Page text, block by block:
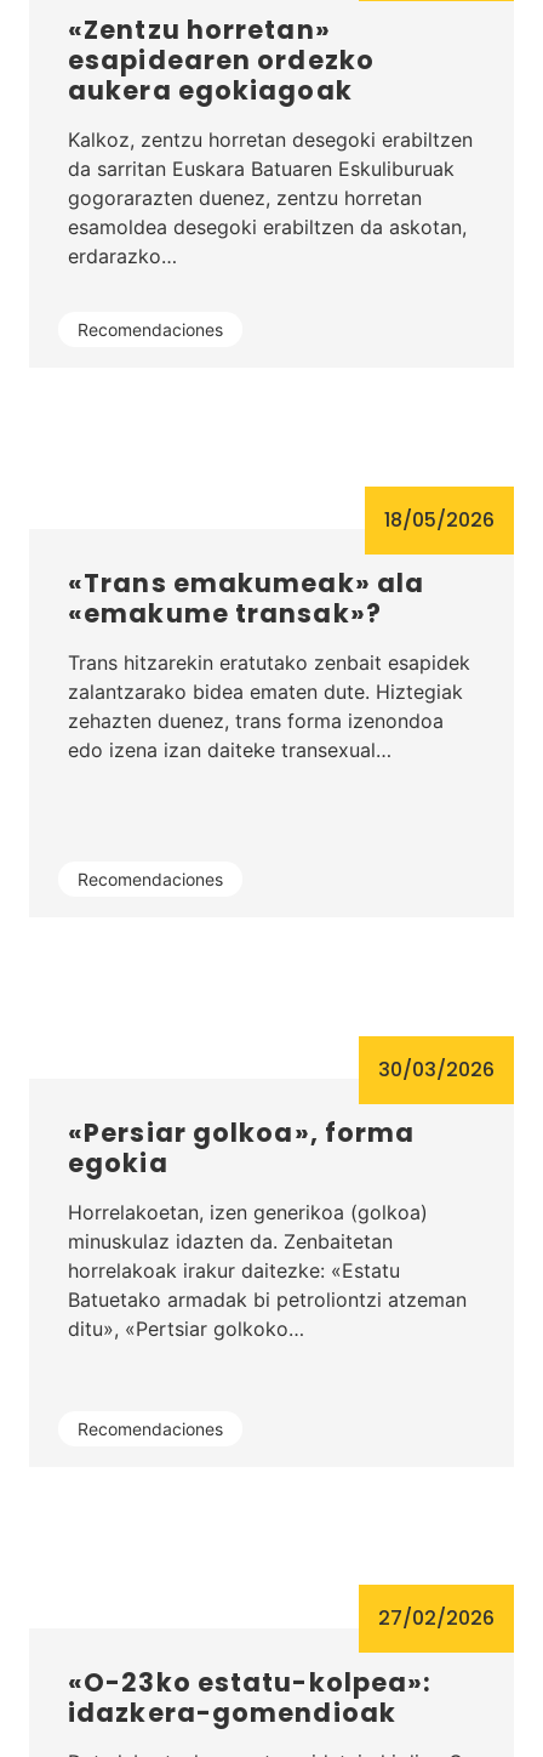
Recomendaciones
«Zentzu horretan»
esapidearen ordezko
aukera egokiagoak
Kalkoz, zentzu horretan desegoki erabiltzen
da sarritan Euskara Batuaren Eskuliburuak
gogorarazten duenez, zentzu horretan
esamoldea desegoki erabiltzen da askotan,
erdarazko…
Recomendaciones
18/05/2026
«Trans emakumeak» ala
«emakume transak»?
Trans hitzarekin eratutako zenbait esapidek
zalantzarako bidea ematen dute. Hiztegiak
zehazten duenez, trans forma izenondoa
edo izena izan daiteke transexual…
Recomendaciones
30/03/2026
«Persiar golkoa», forma
egokia
Horrelakoetan, izen generikoa (golkoa)
minuskulaz idazten da. Zenbaitetan
horrelakoak irakur daitezke: «Estatu
Batuetako armadak bi petroliontzi atzeman
ditu», «Pertsiar golkoko…
27/02/2026
«O-23ko estatu-kolpea»:
idazkera-gomendioak